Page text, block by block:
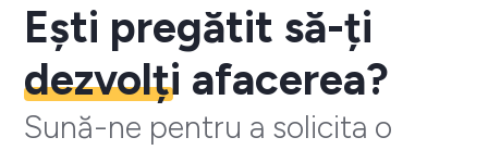
Ești pregătit să-ți
dezvolți afacerea?
Sună-ne pentru a solicita o